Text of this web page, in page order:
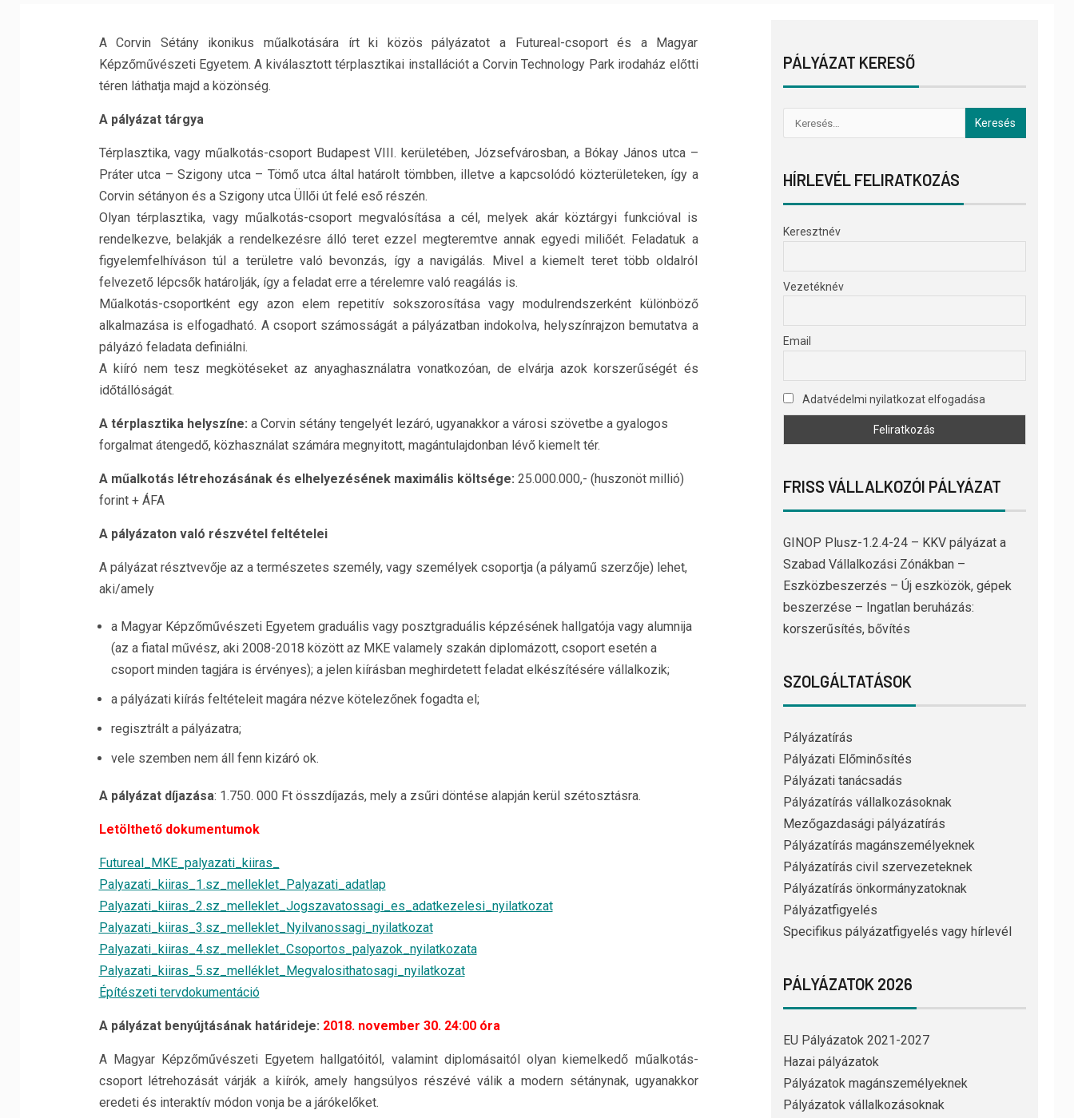
A Corvin Sétány ikonikus műalkotására írt ki közös pályázatot a Futureal-csoport és a Magyar
Képzőművészeti Egyetem. A kiválasztott térplasztikai installációt a Corvin Technology Park irodaház előtti
téren láthatja majd a közönség.
A pályázat tárgya
Térplasztika, vagy műalkotás-csoport Budapest VIII. kerületében, Józsefvárosban, a Bókay János utca –
Práter utca – Szigony utca – Tömő utca által határolt tömbben, illetve a kapcsolódó közterületeken, így a
Corvin sétányon és a Szigony utca Üllői út felé eső részén.
Olyan térplasztika, vagy műalkotás-csoport megvalósítása a cél, melyek akár köztárgyi funkcióval is
rendelkezve, belakják a rendelkezésre álló teret ezzel megteremtve annak egyedi miliőét. Feladatuk a
figyelemfelhíváson túl a területre való bevonzás, így a navigálás. Mivel a kiemelt teret több oldalról
felvezető lépcsők határolják, így a feladat erre a térelemre való reagálás is.
Műalkotás-csoportként egy azon elem repetitív sokszorosítása vagy modulrendszerként különböző
alkalmazása is elfogadható. A csoport számosságát a pályázatban indokolva, helyszínrajzon bemutatva a
pályázó feladata definiálni.
A kiíró nem tesz megkötéseket az anyaghasználatra vonatkozóan, de elvárja azok korszerűségét és
időtállóságát.
A térplasztika helyszíne: a Corvin sétány tengelyét lezáró, ugyanakkor a városi szövetbe a gyalogos
forgalmat átengedő, közhasználat számára megnyitott, magántulajdonban lévő kiemelt tér.
A műalkotás létrehozásának és elhelyezésének maximális költsége: 25.000.000,- (huszonöt millió)
forint + ÁFA
A pályázaton való részvétel feltételei
A pályázat résztvevője az a természetes személy, vagy személyek csoportja (a pályamű szerzője) lehet,
aki/amely
a Magyar Képzőművészeti Egyetem graduális vagy posztgraduális képzésének hallgatója vagy alumnija
(az a fiatal művész, aki 2008-2018 között az MKE valamely szakán diplomázott, csoport esetén a
csoport minden tagjára is érvényes); a jelen kiírásban meghirdetett feladat elkészítésére vállalkozik;
a pályázati kiírás feltételeit magára nézve kötelezőnek fogadta el;
regisztrált a pályázatra;
vele szemben nem áll fenn kizáró ok.
A pályázat díjazása: 1.750. 000 Ft összdíjazás, mely a zsűri döntése alapján kerül szétosztásra.
Letölthető dokumentumok
Futureal_MKE_palyazati_kiiras_
Palyazati_kiiras_1.sz_melleklet_Palyazati_adatlap
Palyazati_kiiras_2.sz_melleklet_Jogszavatossagi_es_adatkezelesi_nyilatkozat
Palyazati_kiiras_3.sz_melleklet_Nyilvanossagi_nyilatkozat
Palyazati_kiiras_4.sz_melleklet_Csoportos_palyazok_nyilatkozata
Palyazati_kiiras_5.sz_melléklet_Megvalosithatosagi_nyilatkozat
Építészeti tervdokumentáció
A pályázat benyújtásának határideje: 2018. november 30. 24:00 óra
A Magyar Képzőművészeti Egyetem hallgatóitól, valamint diplomásaitól olyan kiemelkedő műalkotás-
csoport létrehozását várják a kiírók, amely hangsúlyos részévé válik a modern sétánynak, ugyanakkor
eredeti és interaktív módon vonja be a járókelőket.
PÁLYÁZAT KERESŐ
HÍRLEVÉL FELIRATKOZÁS
Keresztnév
Vezetéknév
Email
Adatvédelmi nyilatkozat elfogadása
FRISS VÁLLALKOZÓI PÁLYÁZAT
GINOP Plusz-1.2.4-24 – KKV pályázat a
Szabad Vállalkozási Zónákban –
Eszközbeszerzés – Új eszközök, gépek
beszerzése – Ingatlan beruházás:
korszerűsítés, bővítés
SZOLGÁLTATÁSOK
Pályázatírás
Pályázati Előminősítés
Pályázati tanácsadás
Pályázatírás vállalkozásoknak
Mezőgazdasági pályázatírás
Pályázatírás magánszemélyeknek
Pályázatírás civil szervezeteknek
Pályázatírás önkormányzatoknak
Pályázatfigyelés
Specifikus pályázatfigyelés vagy hírlevél
PÁLYÁZATOK 2026
EU Pályázatok 2021-2027
Hazai pályázatok
Pályázatok magánszemélyeknek
Pályázatok vállalkozásoknak